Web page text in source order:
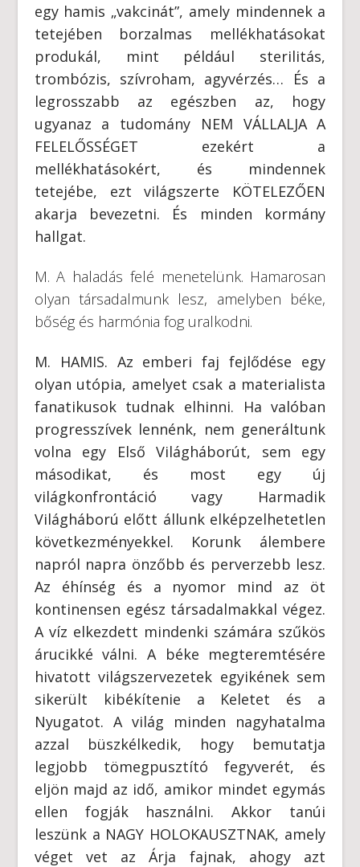
egy hamis „vakcinát”, amely mindennek a
tetejében borzalmas mellékhatásokat
produkál, mint például sterilitás,
trombózis, szívroham, agyvérzés… És a
legrosszabb az egészben az, hogy
ugyanaz a tudomány NEM VÁLLALJA A
FELELŐSSÉGET ezekért a
mellékhatásokért, és mindennek
tetejébe, ezt világszerte KÖTELEZŐEN
akarja bevezetni. És minden kormány
hallgat.
M. A haladás felé menetelünk. Hamarosan
olyan társadalmunk lesz, amelyben béke,
bőség és harmónia fog uralkodni.
M. HAMIS. Az emberi faj fejlődése egy
olyan utópia, amelyet csak a materialista
fanatikusok tudnak elhinni. Ha valóban
progresszívek lennénk, nem generáltunk
volna egy Első Világháborút, sem egy
másodikat, és most egy új
világkonfrontáció vagy Harmadik
Világháború előtt állunk elképzelhetetlen
következményekkel. Korunk álembere
napról napra önzőbb és perverzebb lesz.
Az éhínség és a nyomor mind az öt
kontinensen egész társadalmakkal végez.
A víz elkezdett mindenki számára szűkös
árucikké válni. A béke megteremtésére
hivatott világszervezetek egyikének sem
sikerült kibékítenie a Keletet és a
Nyugatot. A világ minden nagyhatalma
azzal büszkélkedik, hogy bemutatja
legjobb tömegpusztító fegyverét, és
eljön majd az idő, amikor mindet egymás
ellen fogják használni. Akkor tanúi
leszünk a NAGY HOLOKAUSZTNAK, amely
véget vet az Árja fajnak, ahogy azt